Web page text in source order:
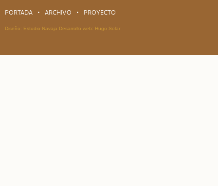
PORTADA ARCHIVO PROYECTO
Diseño: Estudio Navaja Desarrollo web: Hugo Solar